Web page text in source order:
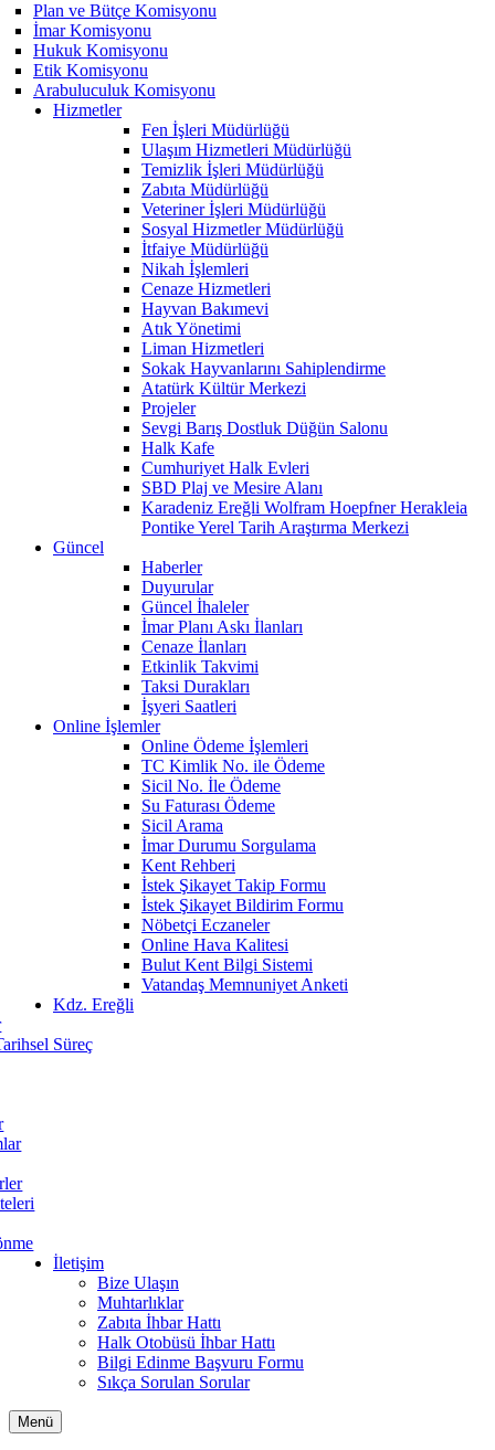
Plan ve Bütçe Komisyonu
İmar Komisyonu
Hukuk Komisyonu
Etik Komisyonu
Arabuluculuk Komisyonu
Hizmetler
Fen İşleri Müdürlüğü
Ulaşım Hizmetleri Müdürlüğü
Temizlik İşleri Müdürlüğü
Zabıta Müdürlüğü
Veteriner İşleri Müdürlüğü
Sosyal Hizmetler Müdürlüğü
İtfaiye Müdürlüğü
Nikah İşlemleri
Cenaze Hizmetleri
Hayvan Bakımevi
Atık Yönetimi
Liman Hizmetleri
Sokak Hayvanlarını Sahiplendirme
Atatürk Kültür Merkezi
Projeler
Sevgi Barış Dostluk Düğün Salonu
Halk Kafe
Cumhuriyet Halk Evleri
SBD Plaj ve Mesire Alanı
Karadeniz Ereğli Wolfram Hoepfner Herakleia
Pontike Yerel Tarih Araştırma Merkezi
Güncel
Haberler
Duyurular
Güncel İhaleler
İmar Planı Askı İlanları
Cenaze İlanları
Etkinlik Takvimi
Taksi Durakları
İşyeri Saatleri
Online İşlemler
Online Ödeme İşlemleri
TC Kimlik No. ile Ödeme
Sicil No. İle Ödeme
Su Faturası Ödeme
Sicil Arama
İmar Durumu Sorgulama
Kent Rehberi
İstek Şikayet Takip Formu
İstek Şikayet Bildirim Formu
Nöbetçi Eczaneler
Online Hava Kalitesi
Bulut Kent Bilgi Sistemi
Vatandaş Memnuniyet Anketi
Kdz. Ereğli
Süreç
İletişim
Bize Ulaşın
Muhtarlıklar
Zabıta İhbar Hattı
Halk Otobüsü İhbar Hattı
Bilgi Edinme Başvuru Formu
Sıkça Sorulan Sorular
Menü